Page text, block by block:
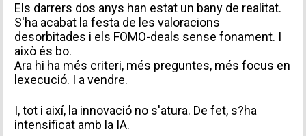
Els darrers dos anys han estat un bany de realitat.
S'ha acabat la festa de les valoracions
desorbitades i els FOMO-deals sense fonament. I
això és bo.
Ara hi ha més criteri, més preguntes, més focus en
lexecució. I a vendre.
I, tot i així, la innovació no s'atura. De fet, s?ha
intensificat amb la IA.